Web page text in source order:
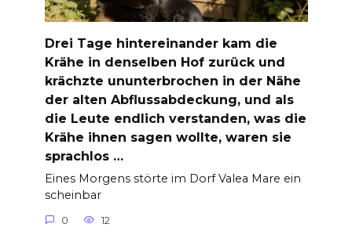
Drei Tage hintereinander kam die
Krähe in denselben Hof zurück und
krächzte ununterbrochen in der Nähe
der alten Abflussabdeckung, und als
die Leute endlich verstanden, was die
Krähe ihnen sagen wollte, waren sie
sprachlos …
Eines Morgens störte im Dorf Valea Mare ein
scheinbar
0 12